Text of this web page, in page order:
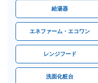
給湯器
エネファーム・エコワン
レンジフード
洗面化粧台